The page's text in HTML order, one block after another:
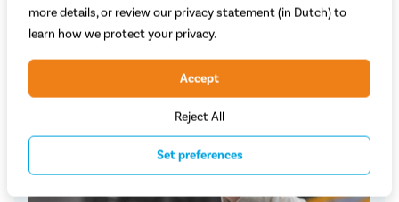
more details, or review our privacy statement (in Dutch) to
learn how we protect your privacy.
Reject All
Accept
Set preferences